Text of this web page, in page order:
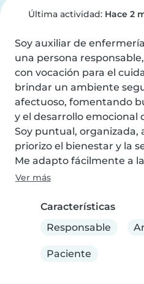
Última actividad: Hace 2
Soy auxiliar de
una persona
con vocación para el
brindar un ambiente
afectuoso, fomentando
y el desarrollo emocional
Soy puntual, organizada,
priorizo el bienestar y la
Me adapto fácilmente a
Ver más
Características
Responsable
Paciente